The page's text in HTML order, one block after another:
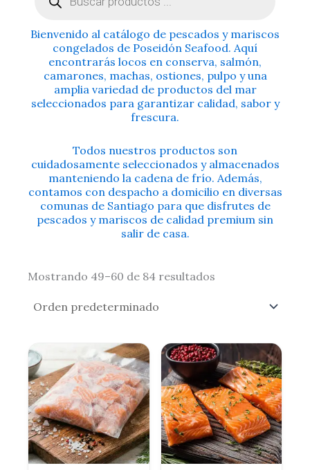
productos
Bienvenido al catálogo de pescados y mariscos
congelados de Poseidón Seafood. Aquí
encontrarás locos en conserva, salmón,
camarones, machas, ostiones, pulpo y una
amplia variedad de productos del mar
seleccionados para garantizar calidad, sabor y
frescura.
Todos nuestros productos son
cuidadosamente seleccionados y almacenados
manteniendo la cadena de frío. Además,
contamos con despacho a domicilio en diversas
comunas de Santiago para que disfrutes de
pescados y mariscos de calidad premium sin
salir de casa.
Mostrando 49–60 de 84 resultados